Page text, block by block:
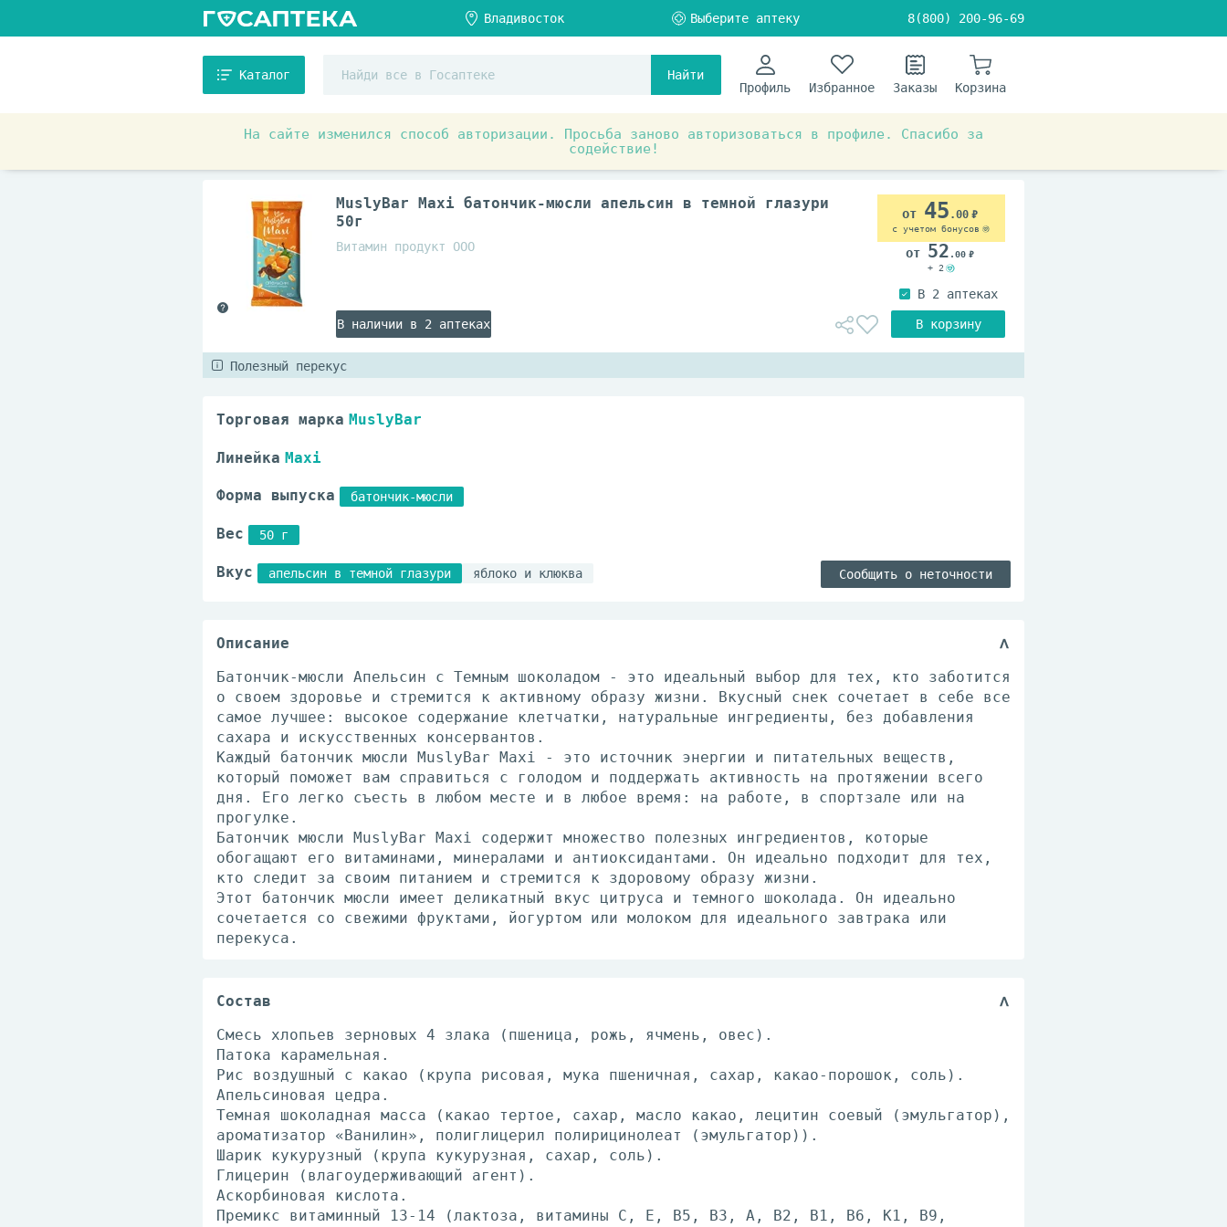
8(800) 200-96-69
Каталог
Найти
Профиль
Избранное Заказы Корзина
На сайте изменился способ авторизации. Просьба заново авторизоваться в профиле. Спасибо за
содействие!
Здоровое питание Мюсли
MuslyBar Maxi батончик-мюсли апельсин в темной глазури
50г
Витамин продукт ООО
В наличии в 2 аптеках
45 .00
с учетом бонусов
52 .00
+ 2
Полезный перекус
Торговая марка MuslyBar
Линейка Maxi
Форма выпуска батончик-мюсли
Вес 50 г
Вкус апельсин в темной глазури яблоко и клюква Сообщить о неточности
Описание
Батончик-мюсли Апельсин с Темным шоколадом - это идеальный выбор для тех, кто заботится
о своем здоровье и стремится к активному образу жизни. Вкусный снек сочетает в себе все
самое лучшее: высокое содержание клетчатки, натуральные ингредиенты, без добавления
сахара и искусственных консервантов.
Каждый батончик мюсли MuslyBar Maxi - это источник энергии и питательных веществ,
который поможет вам справиться с голодом и поддержать активность на протяжении всего
дня. Его легко съесть в любом месте и в любое время: на работе, в спортзале или на
прогулке.
Батончик мюсли MuslyBar Maxi содержит множество полезных ингредиентов, которые
обогащают его витаминами, минералами и антиоксидантами. Он идеально подходит для тех,
кто следит за своим питанием и стремится к здоровому образу жизни.
Этот батончик мюсли имеет деликатный вкус цитруса и темного шоколада. Он идеально
сочетается со свежими фруктами, йогуртом или молоком для идеального завтрака или
перекуса.
Состав
Смесь хлопьев зерновых 4 злака (пшеница, рожь, ячмень, овес).
Патока карамельная.
Рис воздушный с какао (крупа рисовая, мука пшеничная, сахар, какао-порошок, соль).
Апельсиновая цедра.
Темная шоколадная масса (какао тертое, сахар, масло какао, лецитин соевый (эмульгатор),
ароматизатор «Ванилин», полиглицерил полирицинолеат (эмульгатор)).
Шарик кукурузный (крупа кукурузная, сахар, соль).
Глицерин (влагоудерживающий агент).
Аскорбиновая кислота.
Премикс витаминный 13-14 (лактоза, витамины С, Е, В5, В3, А, В2, В1, В6, К1, В9,